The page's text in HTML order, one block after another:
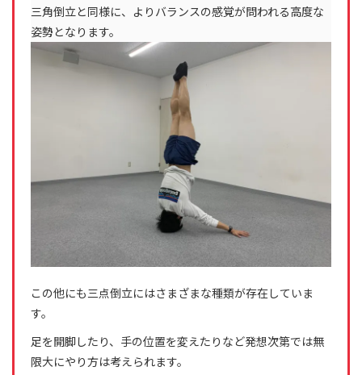
三角倒立と同様に、よりバランスの感覚が問われる高度な
姿勢となります。
この他にも三点倒立にはさまざまな種類が存在していま
す。
足を開脚したり、手の位置を変えたりなど発想次第では無
限大にやり方は考えられます。